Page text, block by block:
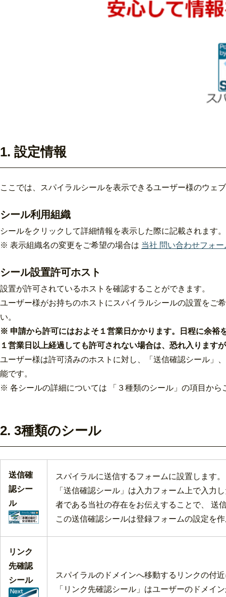
1. 設定情報
ここでは、スパイラルシールを表示できるユーザー様のウェ
シール利用組織
シールをクリックして詳細情報を表示した際に記載されます
※ 表示組織名の変更をご希望の場合は 当社 問い合わせフォー
シール設置許可ホスト
設置が許可されているホストを確認することができます。
ユーザー様がお持ちのホストにスパイラルシールの設置をご
い。
※ 申請から許可にはおよそ１営業日かかります。日程に余裕
１営業日以上経過しても許可されない場合は、恐れ入ります
ユーザー様は許可済みのホストに対し、「送信確認シール」
能です。
※ 各シールの詳細については 「３種類のシール」の項目から
2. 3種類のシール
送信確
認シー
ル
スパイラルに送信するフォームに設置します。
「送信確認シール」は入力フォーム上で入力
者である当社の存在をお伝えすることで、 送
この送信確認シールは登録フォームの設定を
リンク
先確認
シール
スパイラルのドメインへ移動するリンクの付
「リンク先確認シール」はユーザーのドメイ